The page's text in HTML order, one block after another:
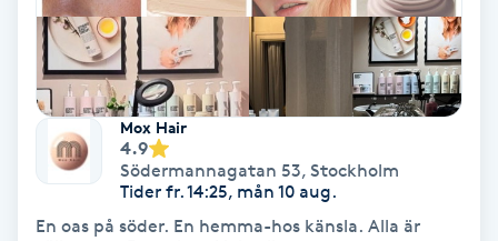
Bröllopsuppsättning
Celluliter
Coachning
Color correction
Mox Hair
4.9
Södermannagatan 53, Stockholm
Tider fr. 14:25, mån 10 aug.
En oas på söder. En hemma-hos känsla. Alla är